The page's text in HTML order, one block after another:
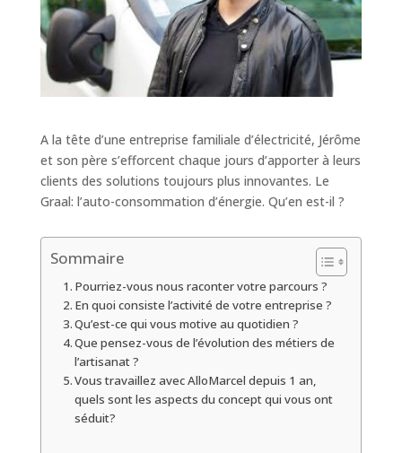
A la tête d’une entreprise familiale d’électricité, Jérôme
et son père s’efforcent chaque jours d’apporter à leurs
clients des solutions toujours plus innovantes. Le
Graal: l’auto-consommation d’énergie. Qu’en est-il ?
Sommaire
Pourriez-vous nous raconter votre parcours ?
En quoi consiste l’activité de votre entreprise ?
Qu’est-ce qui vous motive au quotidien ?
Que pensez-vous de l’évolution des métiers de
l’artisanat ?
Vous travaillez avec AlloMarcel depuis 1 an,
quels sont les aspects du concept qui vous ont
séduit?